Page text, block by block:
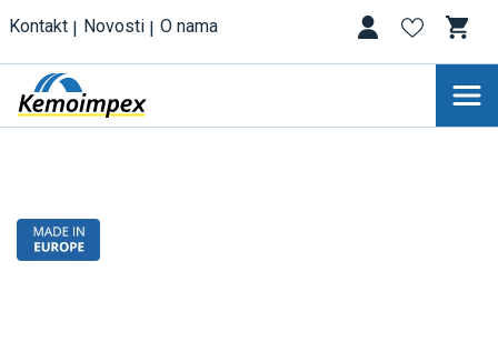
Kontakt Novosti O nama